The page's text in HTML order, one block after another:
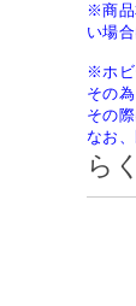
※商品
い場
※ホビ
その
その
なお
ら